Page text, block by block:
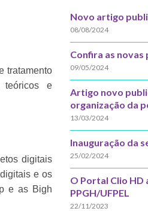
tratamento
teóricos e
digitais
e os
e as Bigh
Novo artigo
08/08/2024
Confira as novas
09/05/2024
Artigo novo
organização da
13/03/2024
Inauguração da
25/02/2024
O Portal Clio HD
PPGH/UFPEL
22/11/2023